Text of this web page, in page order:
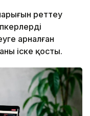
реттеу
арналған
іске қосты.